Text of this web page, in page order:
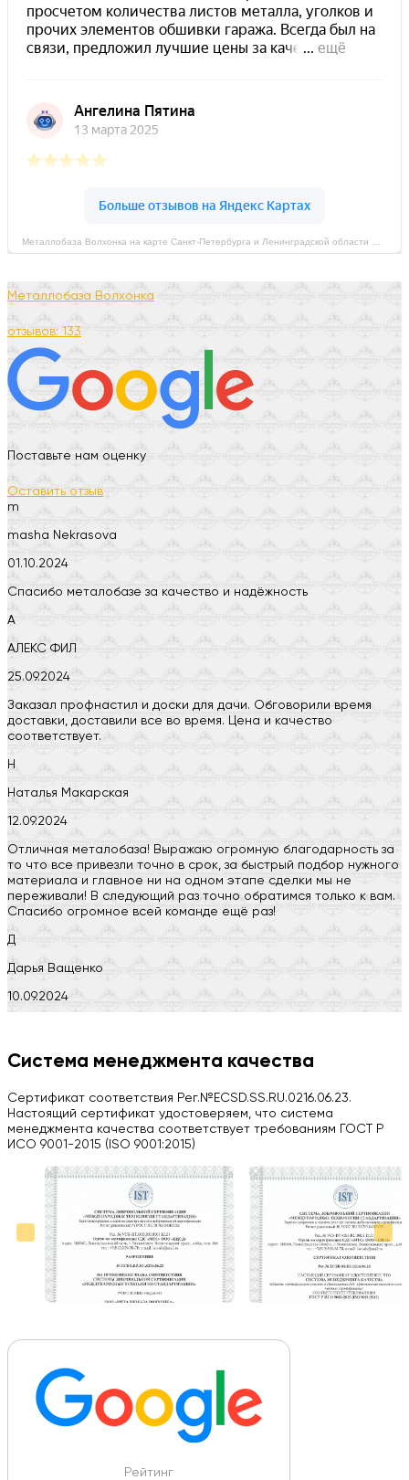
Металлобаза Волхонка
отзывов: 133
Поставьте нам оценку
Оставить отзыв
m
masha Nekrasova
01.10.2024
Спасибо металобазе за качество и надёжность
А
АЛЕКС ФИЛ
25.09.2024
Заказал профнастил и доски для дачи. Обговорили время
доставки, доставили все во время. Цена и качество
соответствует.
Н
Наталья Макарская
12.09.2024
Отличная металобаза! Выражаю огромную благодарность за
то что все привезли точно в срок, за быстрый подбор нужного
материала и главное ни на одном этапе сделки мы не
переживали! В следующий раз точно обратимся только к вам.
Спасибо огромное всей команде ещё раз!
Д
Дарья Ващенко
10.09.2024
H
03.09.2024
Вся работа выполнена в срок. Всем рекомендую
Больше отзывов на Google Maps
Система менеджмента качества
Сертификат соответствия Рег.№ECSD.SS.RU.0216.06.23.
Настоящий сертификат удостоверяем, что система
менеджмента качества соответствует требованиям ГОСТ Р
ИСО 9001-2015 (ISO 9001:2015)
Рейтинг